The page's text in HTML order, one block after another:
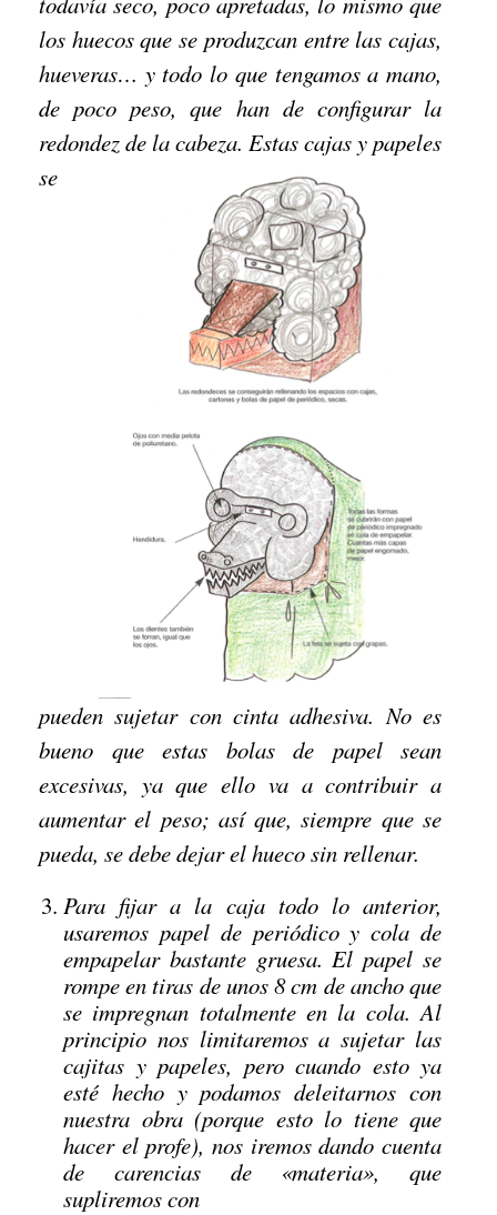
los huecos que se produzcan entre las cajas,
hueveras… y todo lo que tengamos a mano,
de poco peso, que han de configurar la
redondez de la cabeza. Estas cajas y papeles
se
pueden sujetar con cinta adhesiva. No es
bueno que estas bolas de papel sean
excesivas, ya que ello va a contribuir a
aumentar el peso; así que, siempre que se
pueda, se debe dejar el hueco sin rellenar.
Para fijar a la caja todo lo anterior,
usaremos papel de periódico y cola de
empapelar bastante gruesa. El papel se
rompe en tiras de unos 8 cm de ancho que
se impregnan totalmente en la cola. Al
principio nos limitaremos a sujetar las
cajitas y papeles, pero cuando esto ya
esté hecho y podamos deleitarnos con
nuestra obra (porque esto lo tiene que
hacer el profe), nos iremos dando cuenta
de carencias de «materia», que
supliremos con